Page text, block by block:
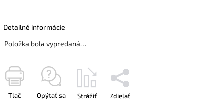
Položka bola vypredaná…
Detailné informácie
Tlač Opýtať sa Strážiť Zdieľať